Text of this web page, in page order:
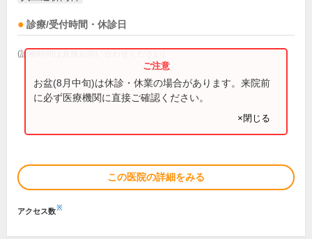
診療/受付時間・休診日
(診療時間は直接お問い合わせください)
お盆(8月中旬)は休診・休業の場合があります。来院前
に必ず医療機関に直接ご確認ください。
×閉じる
この医院の詳細をみる
アクセス数※